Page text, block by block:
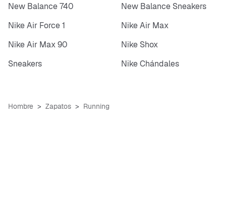
New Balance 740
New Balance Sneakers
Nike Air Force 1
Nike Air Max
Nike Air Max 90
Nike Shox
Sneakers
Nike Chándales
Hombre Zapatos Running